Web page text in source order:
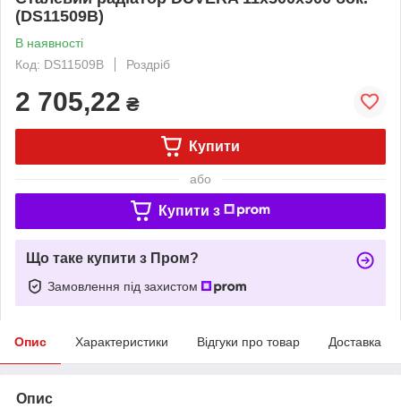
(DS11509B)
В наявності
Код: DS11509B
Роздріб
2 705,22 ₴
Купити
або
Купити з
Що таке купити з Пром?
Замовлення під захистом
Опис Характеристики Відгуки про товар Доставка
Опис